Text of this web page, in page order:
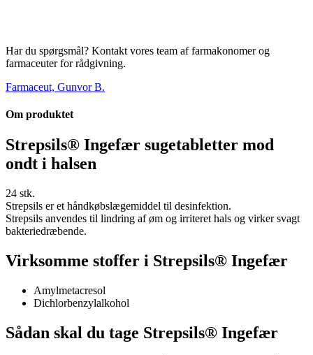
Har du spørgsmål? Kontakt vores team af farmakonomer og
farmaceuter for rådgivning.
Farmaceut, Gunvor B.
Om produktet
Strepsils® Ingefær sugetabletter mod
ondt i halsen
24 stk.
Strepsils er et håndkøbslægemiddel til desinfektion.
Strepsils anvendes til lindring af øm og irriteret hals og virker svagt
bakteriedræbende.
Virksomme stoffer i Strepsils® Ingefær
Amylmetacresol
Dichlorbenzylalkohol
Sådan skal du tage Strepsils® Ingefær